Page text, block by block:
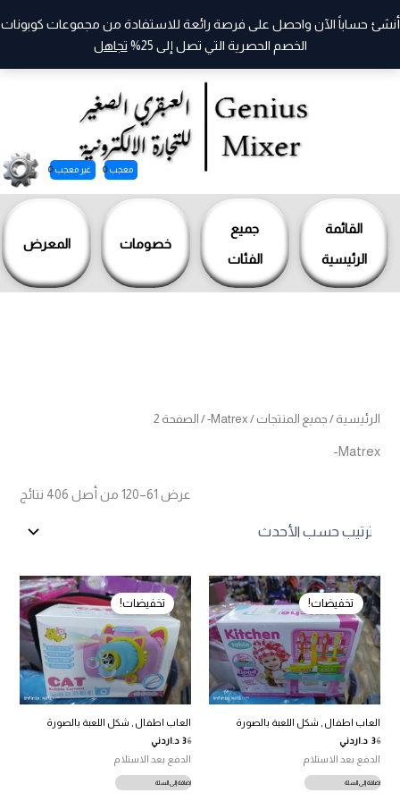
القائمة
الرئيسية
جميع
الفئات
خصومات المعرض
معجب 0 غير معجب 0
أنشئ حساباً الآن واحصل على فرصة رائعة للاستفادة من مجموعات كوبونات
الخصم الحصرية التي تصل إلى 25%
تجاهل
تخطي
الرئيسية / جميع المنتجات /
Matrex- / الصفحة 2
Matrex-
عرض 61–120 من أصل 406 نتائج
تخفيضات!
العاب اطفال , شكل اللعبة بالصورة
6السعر
هو:
3السعر
هو:
د.اردني
الدفع بعد الاستلام
إضافة إلى السلة
تخفيضات!
العاب اطفال , شكل اللعبة بالصورة
6السعر
هو:
3السعر
هو:
د.اردني
الدفع بعد الاستلام
إضافة إلى السلة